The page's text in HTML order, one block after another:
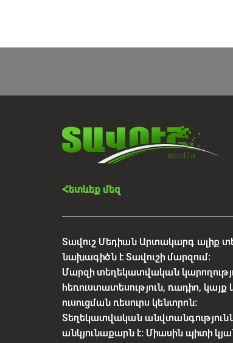
Հետևեք մեզ
Տավուշ Մեդիան Արտակարգ ալիք
նախագիծն է Տավուշի մարզում:
Մարզի տեղեկատվական
հեռուստատեսություն, ռադիո,
ուսուցման ռեսուրս կենտրոն:
Տեղեկատվական
անկյունաքարն է: Միասին պիտի